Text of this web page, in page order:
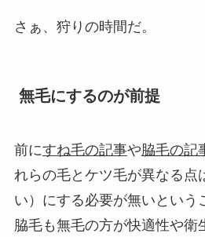
さぁ、狩りの時間だ。
無毛にするのが前提
前にすね毛の記事や脇毛の記
れらの毛とケツ毛が異なる点
い）にする必要が無い という
脇毛も無毛の方が快適性や衛